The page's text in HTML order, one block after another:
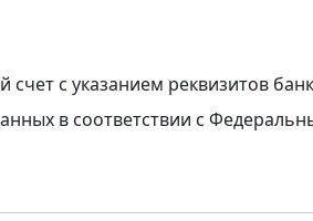
с указанием реквизитов
в соответствии с